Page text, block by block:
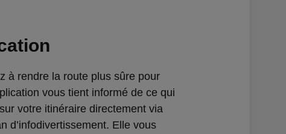
à rendre la route plus sûre pour
vous tient informé de ce qui
votre itinéraire directement via
d’infodivertissement. Elle vous